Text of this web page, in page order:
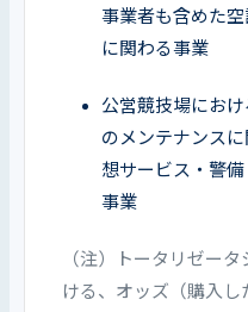
事業者も含めた
に関わる事業
公営競技場にお
のメンテナンス
想サービス・警
事業
（注）トータリゼー
ける、オッズ（購入し